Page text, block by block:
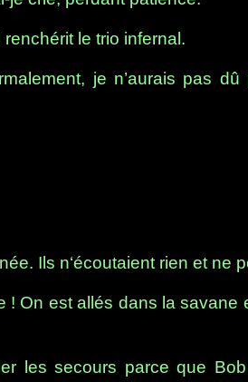
le trio infernal.
je n’aurais pas
Ils n‘écoutaient rien et ne
! On est allés dans la
les secours parce que